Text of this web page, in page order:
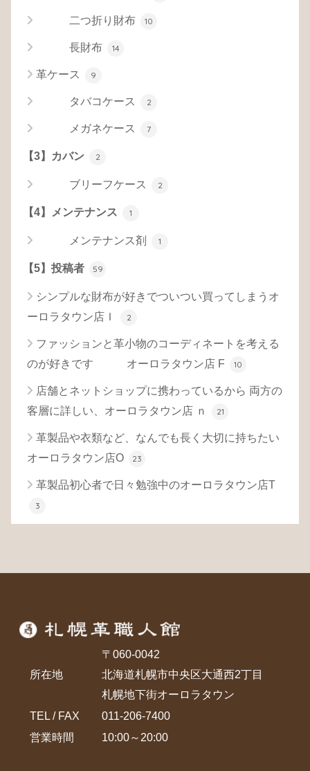
二つ折り財布 10
長財布 14
革ケース 9
タバコケース 2
メガネケース 7
【3】カバン 2
ブリーフケース 2
【4】メンテナンス 1
メンテナンス剤 1
【5】投稿者 59
シンプルな財布が好きでついつい買ってしまうオ
ーロラタウン店Ｉ
2
ファッションと革小物のコーディネートを考える
のが好きです オーロラタウン店 F
10
店舗とネットショップに携わっているから 両方の
客層に詳しい、オーロラタウン店 ｎ
21
革製品や衣類など、なんでも長く大切に持ちたい
オーロラタウン店O
23
革製品初心者で日々勉強中のオーロラタウン店T
3
所在地
〒060-0042
北海道札幌市中央区大通西2丁目
札幌地下街オーロラタウン
TEL / FAX
011-206-7400
営業時間
10:00～20:00